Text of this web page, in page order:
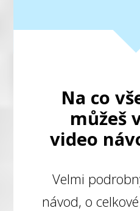
Na co
můžeš
video
Velmi
návod, o